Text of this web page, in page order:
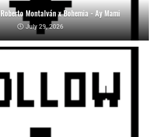
Montalván x Bohemia - Ay Mami
July 29, 2026